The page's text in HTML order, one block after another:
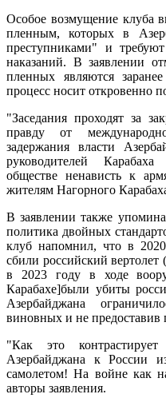
Особое возмущение клуба
пленным, которых в
преступниками" и
наказаний. В заявлении
пленных являются
процесс носит откровенно
"Заседания проходят за
правду от
задержания власти
руководителей
обществе ненависть к
жителям Нагорного
В заявлении также
политика двойных
клуб напомнил, что в
сбили российский
в 2023 году в ходе
Карабахе]были убиты
Азербайджана
виновных и не
"Как это
Азербайджана к России
самолетом! На войне как
авторы заявления.